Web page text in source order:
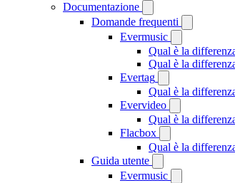
Documentazione
Domande frequenti
Evermusic
Qual è la
Qual è la
Evertag
Qual è la
Evervideo
Qual è la
Flacbox
Qual è la
Guida utente
Evermusic